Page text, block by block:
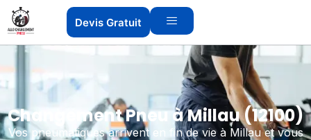
Devis Gratuit
Changement Pneu à Millau (12100)
Vos pneumatiques arrivent en fin de vie à Millau et vous